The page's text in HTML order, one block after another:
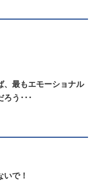
、最もエモーショナル
ろう･･･
で！